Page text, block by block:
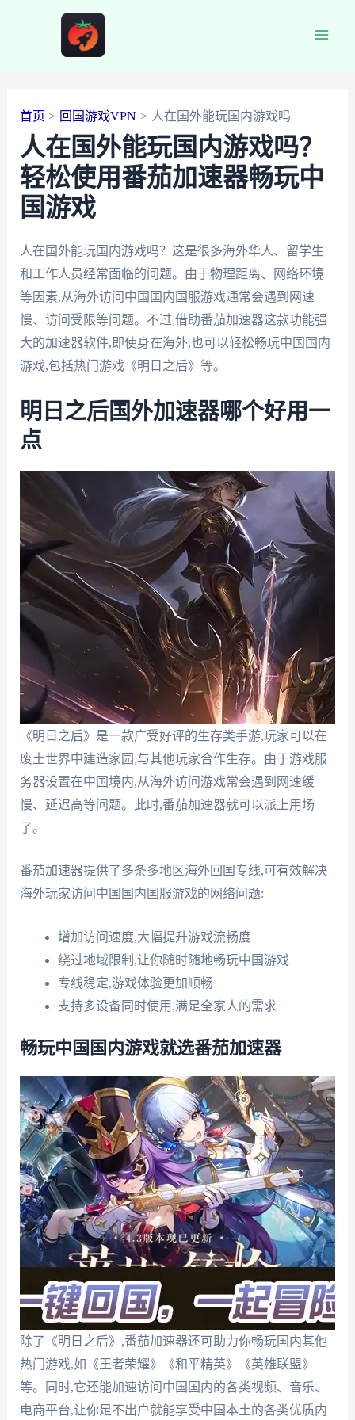
首页 回国游戏VPN 人在国外能玩国内游戏吗
人在国外能玩国内游戏吗？
轻松使用番茄加速器畅玩中
国游戏
人在国外能玩国内游戏吗？这是很多海外华人、留学生
和工作人员经常面临的问题。由于物理距离、网络环境
等因素,从海外访问中国国内国服游戏通常会遇到网速
慢、访问受限等问题。不过,借助番茄加速器这款功能强
大的加速器软件,即使身在海外,也可以轻松畅玩中国国内
游戏,包括热门游戏《明日之后》等。
明日之后国外加速器哪个好用一
点
《明日之后》是一款广受好评的生存类手游,玩家可以在
废土世界中建造家园,与其他玩家合作生存。由于游戏服
务器设置在中国境内,从海外访问游戏常会遇到网速缓
慢、延迟高等问题。此时,番茄加速器就可以派上用场
了。
番茄加速器提供了多条多地区海外回国专线,可有效解决
海外玩家访问中国国内国服游戏的网络问题:
增加访问速度,大幅提升游戏流畅度
绕过地域限制,让你随时随地畅玩中国游戏
专线稳定,游戏体验更加顺畅
支持多设备同时使用,满足全家人的需求
畅玩中国国内游戏就选番茄加速器
除了《明日之后》,番茄加速器还可助力你畅玩国内其他
热门游戏,如《王者荣耀》《和平精英》《英雄联盟》
等。同时,它还能加速访问中国国内的各类视频、音乐、
电商平台,让你足不出户就能享受中国本土的各类优质内